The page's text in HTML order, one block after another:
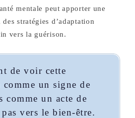
mentale peut apporter une
stratégies d’adaptation
vers la guérison.
de voir cette
comme un signe de
comme un acte de
vers le bien-être.